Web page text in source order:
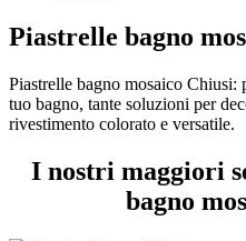
Piastrelle bagno
Piastrelle bagno mosaico Chiusi:
tuo bagno, tante soluzioni per
rivestimento colorato e versatile.
I nostri maggiori
bagno